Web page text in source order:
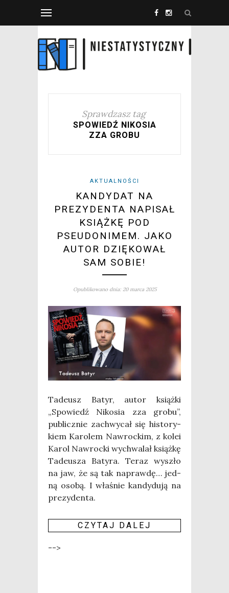
Sprawdzasz tag
SPOWIEDŹ NIKOSIA
ZZA GROBU
AKTUALNOŚCI
KANDYDAT NA
PREZYDENTA NAPISAŁ
KSIĄŻKĘ POD
PSEUDONIMEM. JAKO
AUTOR DZIĘKOWAŁ
SAM SOBIE!
Opublikowano dnia: 20 marca 2025
Tade­usz Batyr, autor książ­ki
„Spo­wiedź Niko­sia zza gro­bu”,
publicz­nie zachwy­cał się histo­ry­
kiem Karo­lem Nawroc­kim, z kolei
Karol Nawroc­ki wychwa­lał książ­kę
Tade­usza Baty­ra. Teraz wyszło
na jaw, że są tak napraw­dę… jed­
ną oso­bą. I wła­śnie kan­dy­du­ją na
prezydenta.
CZY­TAJ DALEJ
-->